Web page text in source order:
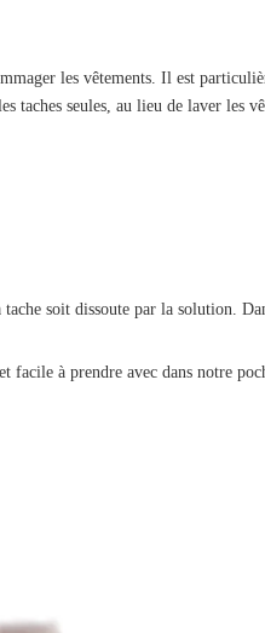
les vêtements. Il est
taches seules, au lieu de laver les
soit dissoute par la solution.
facile à prendre avec dans notre